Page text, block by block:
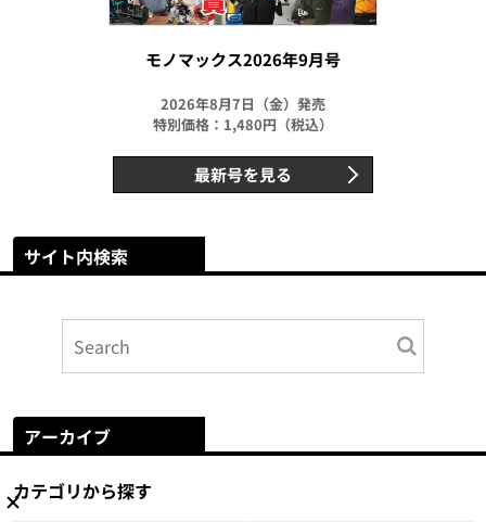
モノマックス2026年9月号
2026年8月7日（金）発売
特別価格：1,480円（税込）
最新号を見る
サイト内検索
アーカイブ
カテゴリから探す